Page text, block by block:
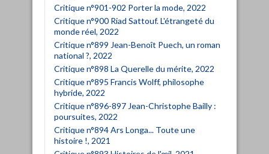
Critique n°901-902 Porter la mode, 2022
Critique n°900 Riad Sattouf. L'étrangeté du
monde réel, 2022
Critique n°899 Jean-Benoît Puech, un roman
national ?, 2022
Critique n°898 La Querelle du mérite, 2022
Critique n°895 Francis Wolff, philosophe
hybride, 2022
Critique n°896-897 Jean-Christophe Bailly :
poursuites, 2022
Critique n°894 Ars Longa... Toute une
histoire !, 2021